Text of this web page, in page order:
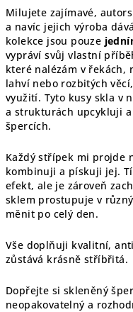
Milujete zajímavé,
a navíc jejich výroba
kolekce jsou pouze
vypráví svůj vlastní
které nalézám v řekách,
lahví nebo rozbitých
využití. Tyto kusy skla v
a strukturách upcykluji
špercích.
Každý střípek mi projde
kombinuji a pískuji jej.
efekt, ale je zároveň
sklem prostupuje v
měnit po celý den.
Vše doplňuji kvalitní,
zůstává krásně stříbřitá.
Dopřejte si skleněný
neopakovatelný a